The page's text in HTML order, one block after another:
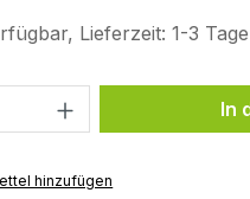
Lieferzeit: 1-3 Tage
Anzahl: Gib den
In
hinzufügen